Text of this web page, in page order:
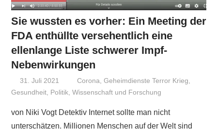
Sie wussten es vorher: Ein Meeting der
FDA enthüllte versehentlich eine
ellenlange Liste schwerer Impf-
Nebenwirkungen
31. Juli 2021 Niki Vogt
Corona,Geheimdienste Terror Krieg,
Gesundheit, Politik, Wissenschaft und Forschung
von Niki Vogt Detektiv Internet sollte man nicht
unterschätzen. Millionen Menschen auf der Welt sind